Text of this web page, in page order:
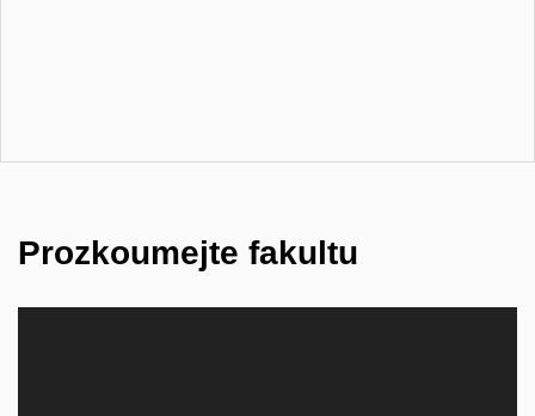
Prozkoumejte fakultu